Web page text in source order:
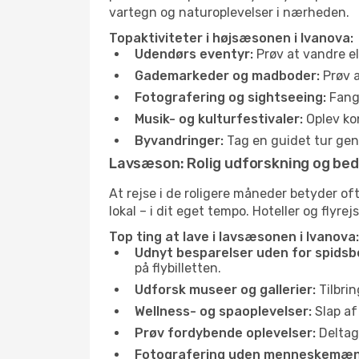
vartegn og naturoplevelser i nærheden.
Topaktiviteter i højsæsonen i Ivanova:
Udendørs eventyr: Prøv at vandre
Gademarkeder og madboder: Prøv
Fotografering og sightseeing:
Musik- og kulturfestivaler: Oplev
Byvandringer: Tag en guidet tur
Lavsæson: Rolig udforskning og
At rejse i de roligere måneder betyder
lokal – i dit eget tempo. Hoteller og
Top ting at lave i lavsæsonen i Ivanova:
Udnyt besparelser uden for
på flybilletten.
Udforsk museer og gallerier:
Wellness- og spaoplevelser: Slap
Prøv fordybende oplevelser:
Fotografering uden